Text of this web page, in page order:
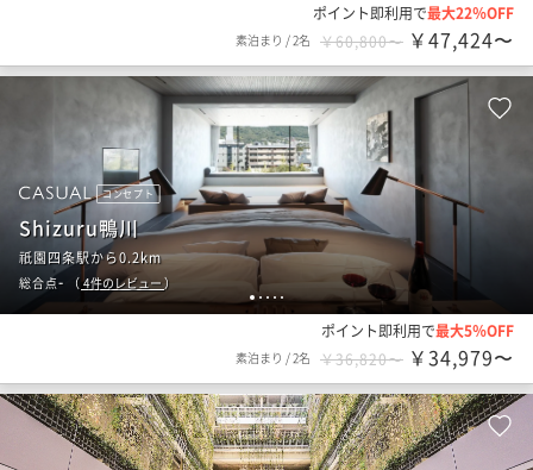
ポイント即利用で最大22％OFF
素泊まり /2名 ￥60,800〜 ￥47,424〜
12345
コンセプト
Shizuru鴨川
祇園四条駅から0.2km
総合点- （ 4件のレビュー）
ポイント即利用で最大5％OFF
素泊まり /2名 ￥36,820〜 ￥34,979〜